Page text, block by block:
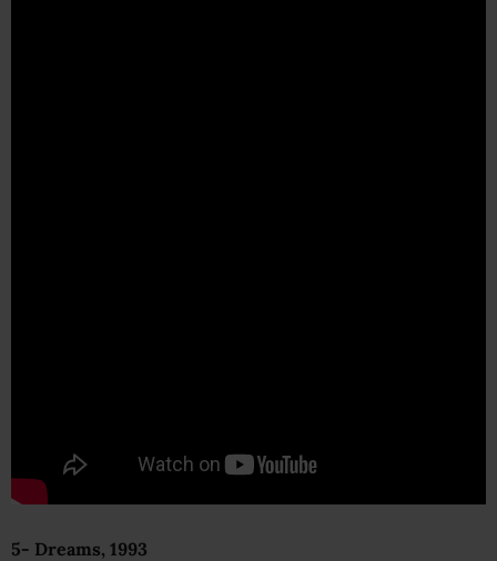
5- Dreams, 1993